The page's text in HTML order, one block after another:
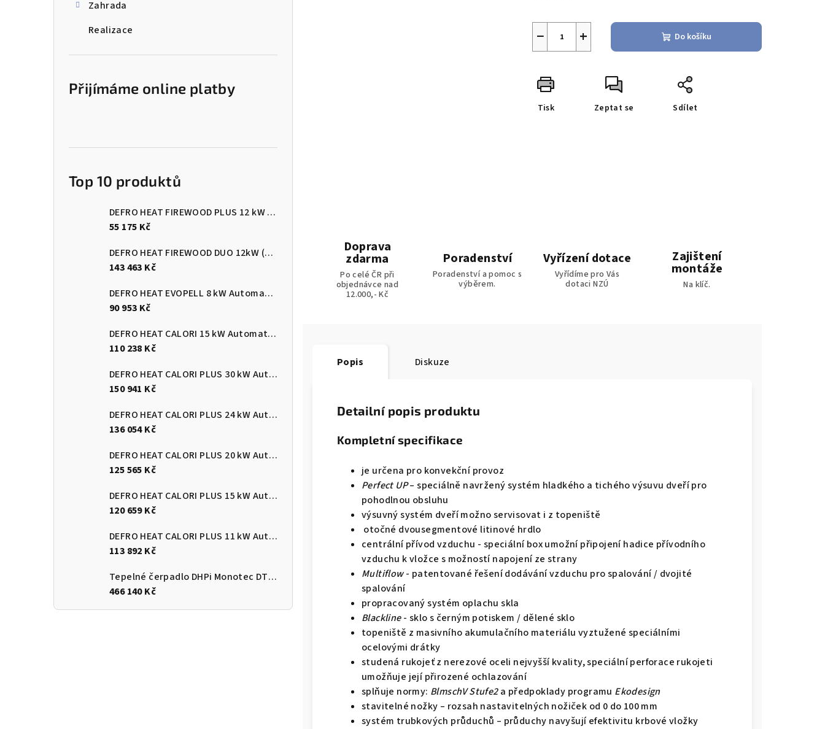
Zahrada
Realizace
Přijímáme online platby
Top 10 produktů
DEFRO HEAT FIREWOOD PLUS 12 kW Kotel na dřevo s ručním přikládáním
55 175 Kč
DEFRO HEAT FIREWOOD DUO 12kW (pelety/dřevo)
143 463 Kč
DEFRO HEAT EVOPELL 8 kW Automatický kotel na pelety
90 953 Kč
DEFRO HEAT CALORI 15 kW Automatický kotel na pelety
110 238 Kč
DEFRO HEAT CALORI PLUS 30 kW Automatický kotel na pelety
150 941 Kč
DEFRO HEAT CALORI PLUS 24 kW Automatický kotel na pelety
136 054 Kč
DEFRO HEAT CALORI PLUS 20 kW Automatický kotel na pelety
125 565 Kč
DEFRO HEAT CALORI PLUS 15 kW Automatický kotel na pelety
120 659 Kč
DEFRO HEAT CALORI PLUS 11 kW Automatický kotel na pelety
113 892 Kč
Tepelné čerpadlo DHPi Monotec DTi 200 12kW
466 140 Kč
+
− Do košíku
Tisk Zeptat se Sdílet
Doprava
zdarma
Po celé ČR při
objednávce nad
12.000,- Kč
Poradenství
Poradenství a pomoc s
výběrem.
Vyřízení dotace
Vyřídíme pro Vás
dotaci NZÚ
Zajištení
montáže
Na klíč.
Popis Diskuze
Detailní popis produktu
Kompletní specifikace
je určena pro konvekční provoz
Perfect UP– speciálně navržený systém hladkého a tichého výsuvu dveří pro
pohodlnou obsluhu
výsuvný systém dveří možno servisovat i z topeniště
otočné dvousegmentové litinové hrdlo
centrální přívod vzduchu - speciální box umožní připojení hadice přívodního
vzduchu k vložce s možností napojení ze strany
Multiflow- patentované řešení dodávání vzduchu pro spalování / dvojité
spalování
propracovaný systém oplachu skla
Blackline- sklo s černým potiskem / dělené sklo
topeniště z masivního akumulačního materiálu vyztužené speciálními
ocelovými drátky
studená rukojeť z nerezové oceli nejvyšší kvality, speciální perforace rukojeti
umožňuje její přirozené ochlazování
splňuje normy: BlmschV Stufe2a předpoklady programu Ekodesign
stavitelné nožky – rozsah nastavitelných nožiček od 0 do 100 mm
systém trubkových průduchů – průduchy navyšují efektivitu krbové vložky